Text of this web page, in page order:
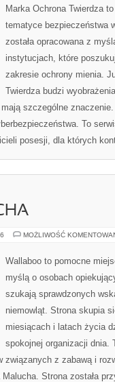
Marka Ochrona Twierdza
tematyce bezpieczeństwa
została opracowana z
instytucjach, które
zakresie ochrony mienia.
Twierdza budzi
szczególne
To
posesji, dla których
MOŻLIWOŚĆ
Wallaboo to pomocne
myślą o osobach
szukają sprawdzonych
niemowląt. Strona skupia
miesiącach i latach życia
spokojnej organizacji dnia.
związanych z zabawą i
Strona została